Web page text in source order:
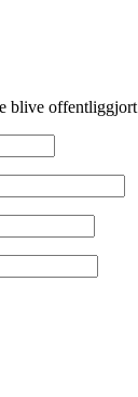
blive offentliggjort